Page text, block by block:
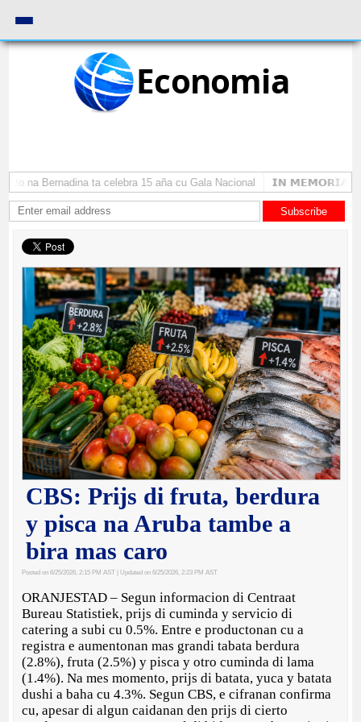
Economia
na Bernadina ta celebra 15 aña cu Gala Nacional 𝗜𝗡 𝗠𝗘𝗠𝗢𝗥𝗜𝗔𝗠:
Subscribe
CBS: Prijs di fruta, berdura
y pisca na Aruba tambe a
bira mas caro
Posted on 6/25/2026, 2:15 PM AST | Updated on 6/25/2026, 2:23 PM AST
ORANJESTAD – Segun informacion di Centraat
Bureau Statistiek, prijs di cuminda y servicio di
catering a subi cu 0.5%. Entre e productonan cu a
registra e aumentonan mas grandi tabata berdura
(2.8%), fruta (2.5%) y pisca y otro cuminda di lama
(1.4%). Na mes momento, prijs di batata, yuca y batata
dushi a baha cu 4.3%. Segun CBS, e cifranan confirma
cu, apesar di algun caidanan den prijs di cierto